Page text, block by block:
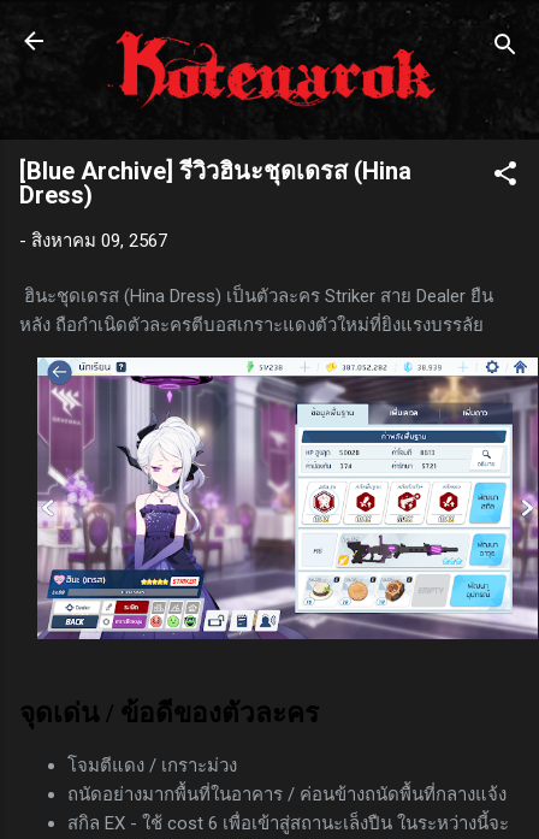
ข้ามไปที่เนื้อหาหลัก
[Blue Archive] รีวิวฮินะชุดเดรส (Hina
Dress)
- สิงหาคม 09, 2567
ฮินะชุดเดรส (Hina Dress) เป็นตัวละคร Striker สาย Dealer ยืน
หลัง ถือกำเนิดตัวละครตีบอสเกราะแดงตัวใหม่ที่ยิงแรงบรรลัย
จุดเด่น / ข้อดีของตัวละคร
โจมตีแดง / เกราะม่วง
ถนัดอย่างมากพื้นที่ในอาคาร / ค่อนข้างถนัดพื้นที่กลางแจ้ง
สกิล EX - ใช้ cost 6 เพื่อเข้าสู่สถานะเล็งปืน ในระหว่างนี้จะ